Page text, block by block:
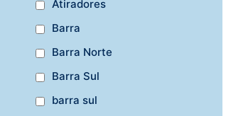
Atiradores
Barra
Barra Norte
Barra Sul
barra sul